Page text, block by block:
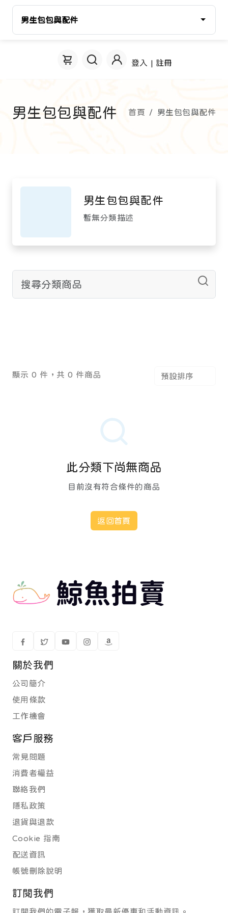
登入 | 註冊
男生包包與配件 首頁 男生包包與配件
男生包包與配件
男生包包與配件
暫無分類描述
顯示 0 件，共 0 件商品
此分類下尚無商品
目前沒有符合條件的商品
返回首頁
關於我們
公司簡介
使用條款
工作機會
客戶服務
常見問題
消費者權益
聯絡我們
隱私政策
退貨與退款
Cookie 指南
配送資訊
帳號刪除說明
訂閱我們